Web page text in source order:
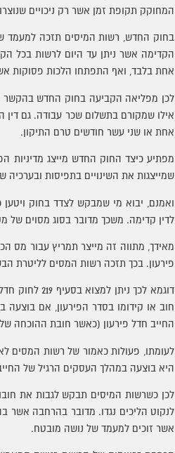
המחוקק תקופת זמן אשר רק ניכויים
בחוק החדש, רשות המיסים תזכה למעמד של
הקדימה אשר ניתן עד היום לרשות בכל
אחת בלבד, ואף התפתחו הלכות פסוקות
לכן מפליאה הקביעה בחוק החדש בהקשר
אילו שמקורם בתשלום שכר עבודה. גם דין
אחת או שני עשר חודשים טרם התיקון.
מפתיע כיצד החוק החדש מייצג מדיניות
שמייצגות את השינויים בתפיסות
ואמנם, יבוא מי שמבקש לצדד בחוק
לדין קדימה. משכך מדובר בסוג מסוים של
מאידך, מתווה זה מייצר תמריץ עבור מס
פירעון. בכך תזכה רשות המסים לליטרת
דוגמא לכך
חוב או קידומו בסדר הפירעון, אם
החייב חדל פירעון (כאשר חובת ההוכחה
לעומתו, פעולות כאמור של רשות המסים
היא בוצעה במהלך העסקים הרגיל של
לכן כשרשות המיסים תבקש לגבות את
לנקוט הליכים נגדו. מדובר בהרחבה אשר
אשר זוכים למעמד של נושה מובטח.